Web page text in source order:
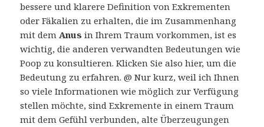
bessere und klarere Definition von Exkrementen
oder Fäkalien zu erhalten, die im Zusammenhang
mit demAnus in Ihrem Traum vorkommen, ist es
wichtig, die anderen verwandten Bedeutungen wie
Poop zu konsultieren. Klicken Sie also hier, um die
Bedeutung zu erfahren. @ Nur kurz, weil ich Ihnen
so viele Informationen wie möglich zur Verfügung
stellen möchte, sind Exkremente in einem Traum
mit dem Gefühl verbunden, alte Überzeugungen